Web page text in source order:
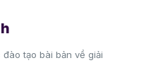
tạo bài bản về giải